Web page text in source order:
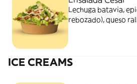
Lechuga batavia,
rebozado), queso
ICE CREAMS